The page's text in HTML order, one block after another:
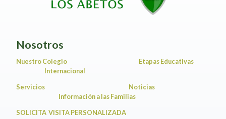
Nosotros
Nuestro Colegio
Etapas Educativas
Internacional
Servicios
Noticias
Información a las Familias
SOLICITA VISITA PERSONALIZADA